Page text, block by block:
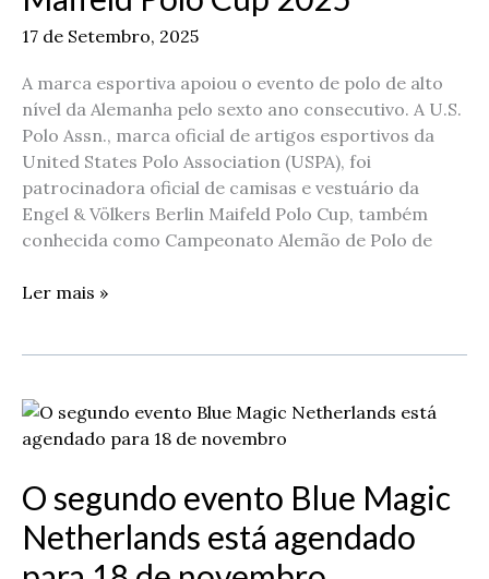
17 de Setembro, 2025
A marca esportiva apoiou o evento de polo de alto
nível da Alemanha pelo sexto ano consecutivo. A U.S.
Polo Assn., marca oficial de artigos esportivos da
United States Polo Association (USPA), foi
patrocinadora oficial de camisas e vestuário da
Engel & Völkers Berlin Maifeld Polo Cup, também
conhecida como Campeonato Alemão de Polo de
&
Berlin
Maifeld
Polo
Cup
2025
Ler mais »
O segundo evento Blue Magic
Netherlands está agendado
O
segundo
Blue
Magic
Netherlands
está